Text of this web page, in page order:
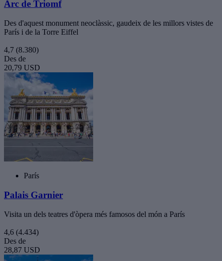
Arc de Triomf
Des d'aquest monument neoclàssic, gaudeix de les millors vistes de
París i de la Torre Eiffel
4,7 (8.380)
Des de
20,79 USD
París
Palais Garnier
Visita un dels teatres d'òpera més famosos del món a París
4,6 (4.434)
Des de
28,87 USD